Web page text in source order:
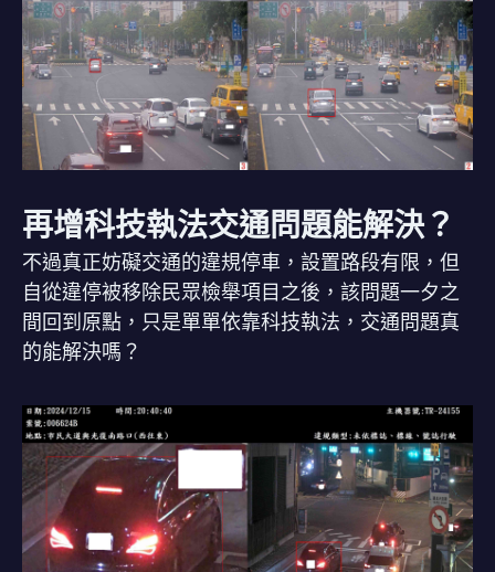
再增科技執法交通問題能解決？
不過真正妨礙交通的違規停車，設置路段有限，但
自從違停被移除民眾檢舉項目之後，該問題一夕之
間回到原點，只是單單依靠科技執法，交通問題真
的能解決嗎？